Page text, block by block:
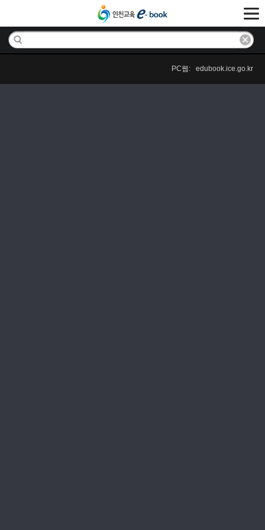
PC웹: edubook.ice.go.kr